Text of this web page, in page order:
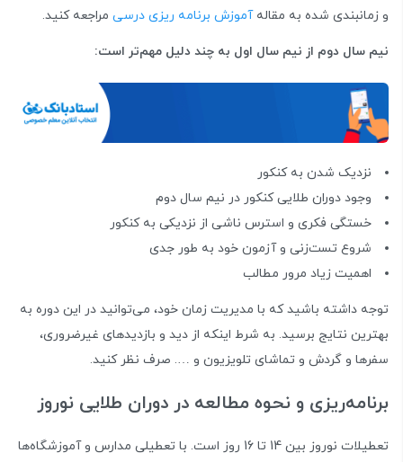
و زمانبندی شده به مقالهآموزش برنامه ریزی درسی مراجعه کنید.
نیم سال دوم از نیم سال اول به چند دلیل مهم‌تر است:
نزدیک شدن به کنکور
وجود دوران طلایی کنکور در نیم سال دوم
خستگی فکری و استرس ناشی از نزدیکی به کنکور
شروع تست‌زنی و آزمون خود به طور جدی
اهمیت زیاد مرور مطالب
توجه داشته باشید که با مدیریت زمان خود، می‌توانید در این دوره به
بهترین نتایج برسید. به شرط اینکه از دید و بازدیدهای غیرضروری،
سفرها و گردش و تماشای تلویزیون و …. صرف نظر کنید.
برنامه‌ریزی و نحوه مطالعه در دوران طلایی نوروز
تعطیلات نوروز بین 14 تا 16 روز است. با تعطیلی مدارس و آموزشگاه‌ها